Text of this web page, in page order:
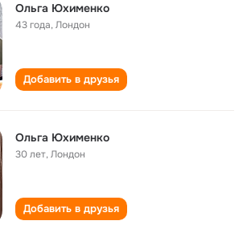
Ольга Юхименко
43 года,Лондон
Добавить в друзья
Ольга Юхименко
30 лет,Лондон
Добавить в друзья